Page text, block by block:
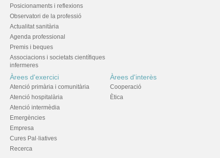
Posicionaments i reflexions
Observatori de la professió
Actualitat sanitària
Agenda professional
Premis i beques
Associacions i societats científiques
infermeres
Àrees d'exercici
Atenció primària i comunitària
Atenció hospitalària
Atenció intermèdia
Emergències
Empresa
Cures Pal·liatives
Recerca
Àrees d'interès
Cooperació
Ètica